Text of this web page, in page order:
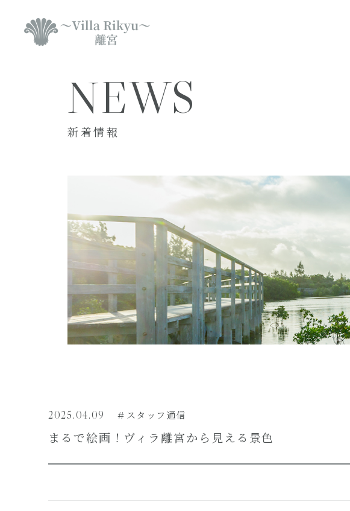
NEWS
新着情報
2025.04.09 ＃スタッフ通信
まるで絵画！ヴィラ離宮から見える景色